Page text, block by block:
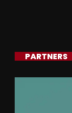
PARTNERS